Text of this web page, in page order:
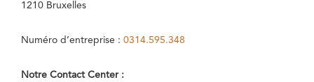
1210 Bruxelles
Numéro d’entreprise : 0314.595.348
Notre Contact Center :